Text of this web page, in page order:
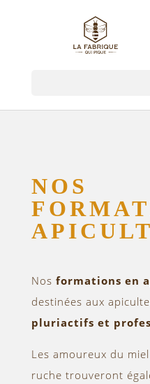
NOS
Nos formations en
destinées aux
pluriactifs et
Les amoureux du
ruche trouveront